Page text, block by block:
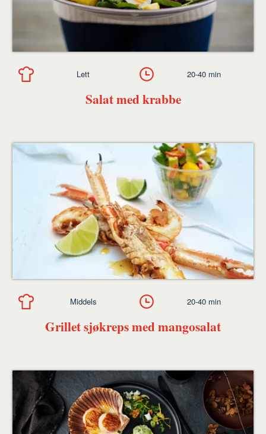
Salat med krabbe
Lett 20-40 min
Grillet sjøkreps med mangosalat
Middels 20-40 min